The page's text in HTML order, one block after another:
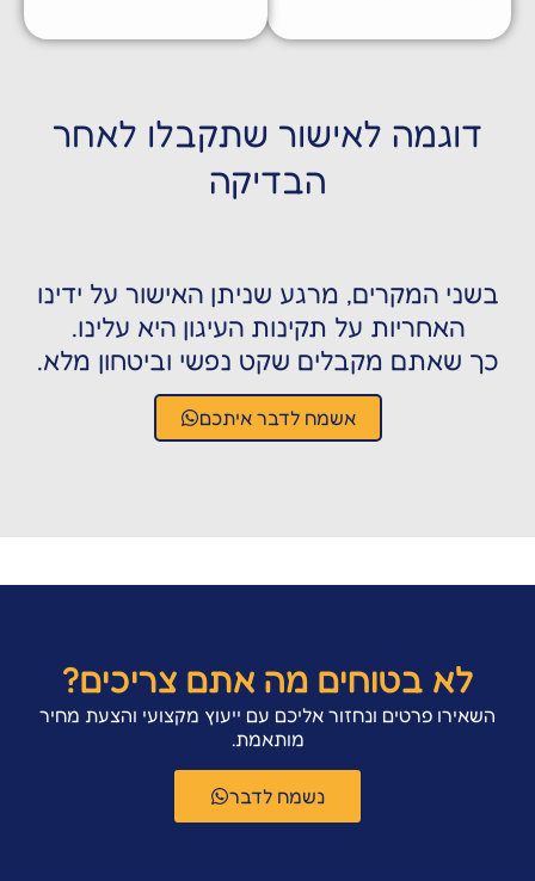
לאישור שתקבלו לאחר
הבדיקה
המקרים, מרגע שניתן האישור על ידינו
האחריות על תקינות העיגון היא עלינו.
שאתם מקבלים שקט נפשי וביטחון מלא.
אשמח לדבר איתכם
לא בטוחים מה אתם צריכים?
פרטים ונחזור אליכם עם ייעוץ מקצועי והצעת מחיר
מותאמת.
נשמח לדבר